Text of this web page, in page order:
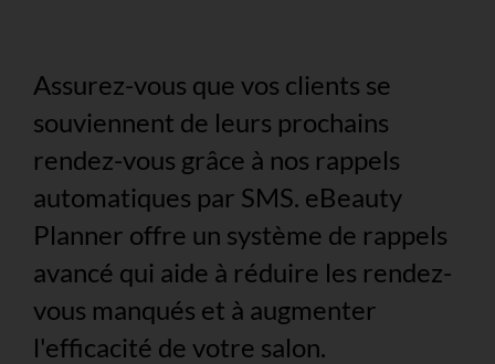
Assurez-vous que vos clients se
souviennent de leurs prochains
rendez-vous grâce à nos rappels
automatiques par SMS. eBeauty
Planner offre un système de rappels
avancé qui aide à réduire les rendez-
vous manqués et à augmenter
l'efficacité de votre salon.